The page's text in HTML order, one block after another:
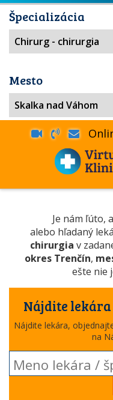
Špecializácia
Mesto
Je nám ľúto,
alebo hľadaný
chirurgia v
okres Trenčín,
ešte nie
Nájdite
Nájdite lekára,
na